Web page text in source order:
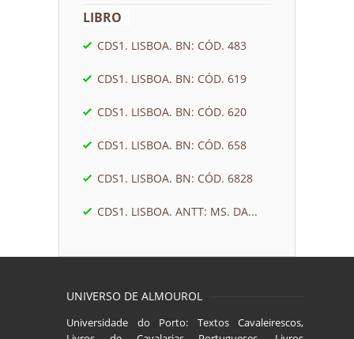
LIBRO
CDS1. LISBOA. BN: CÓD. 483
CDS1. LISBOA. BN: CÓD. 619
CDS1. LISBOA. BN: CÓD. 620
CDS1. LISBOA. BN: CÓD. 658
CDS1. LISBOA. BN: CÓD. 6828
CDS1. LISBOA. ANTT: MS. DA...
UNIVERSO DE ALMOUROL
Universidade do Porto: Textos Cavaleirescos,